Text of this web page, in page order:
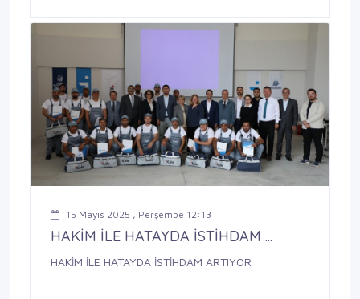
15 Mayıs 2025 , Perşembe 12:13
HAKİM İLE HATAYDA İSTİHDAM ...
HAKİM İLE HATAYDA İSTİHDAM ARTIYOR